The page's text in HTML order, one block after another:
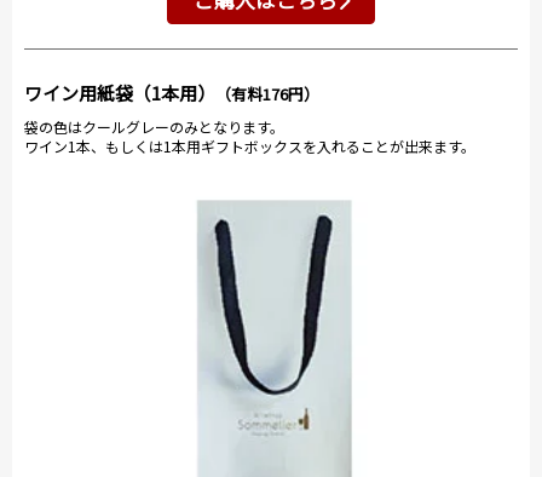
ワイン用紙袋（1本用） （有料176円）
袋の色はクールグレーのみとなります。
ワイン1本、もしくは1本用ギフトボックスを入れることが出来ます。